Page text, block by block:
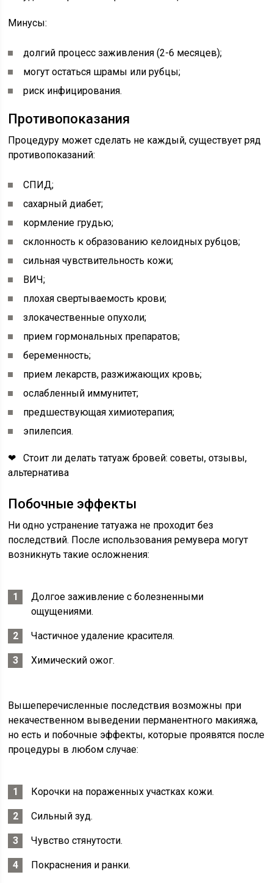
Минусы:
долгий процесс заживления (2-6 месяцев);
могут остаться шрамы или рубцы;
риск инфицирования.
Противопоказания
Процедуру может сделать не каждый, существует ряд
противопоказаний:
СПИД;
сахарный диабет;
кормление грудью;
склонность к образованию келоидных рубцов;
сильная чувствительность кожи;
ВИЧ;
плохая свертываемость крови;
злокачественные опухоли;
прием гормональных препаратов;
беременность;
прием лекарств, разжижающих кровь;
ослабленный иммунитет;
предшествующая химиотерапия;
эпилепсия.
❤ Стоит ли делать татуаж бровей: советы, отзывы,
альтернатива
Побочные эффекты
Ни одно устранение татуажа не проходит без
последствий. После использования ремувера могут
возникнуть такие осложнения:
Долгое заживление с болезненными
ощущениями.
Частичное удаление красителя.
Химический ожог.
Вышеперечисленные последствия возможны при
некачественном выведении перманентного макияжа,
но есть и побочные эффекты, которые проявятся после
процедуры в любом случае:
Корочки на пораженных участках кожи.
Сильный зуд.
Чувство стянутости.
Покраснения и ранки.